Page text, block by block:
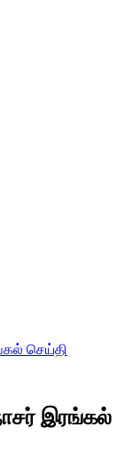
செய்தி
இரங்கல்